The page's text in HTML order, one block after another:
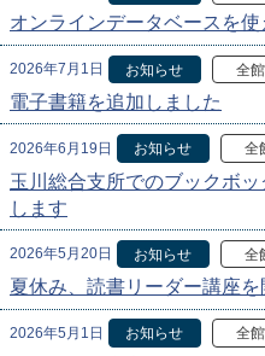
オンラインデータベースを使
2026年7月1日 お知らせ 全館
電子書籍を追加しました
2026年6月19日 お知らせ 全
玉川総合支所でのブックボ
します
2026年5月20日 お知らせ 全
夏休み、読書リーダー講座を
2026年5月1日 お知らせ 全館